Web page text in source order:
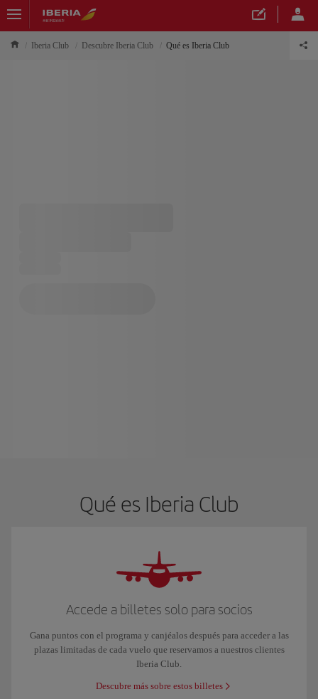
Iberia Club Descubre Iberia Club Qué es Iberia Club
Qué es Iberia Club
Accede a billetes solo para socios
Gana puntos con el programa y canjéalos después para acceder a las
plazas limitadas de cada vuelo que reservamos a nuestros clientes
Iberia Club.
Descubre más sobre estos billetes